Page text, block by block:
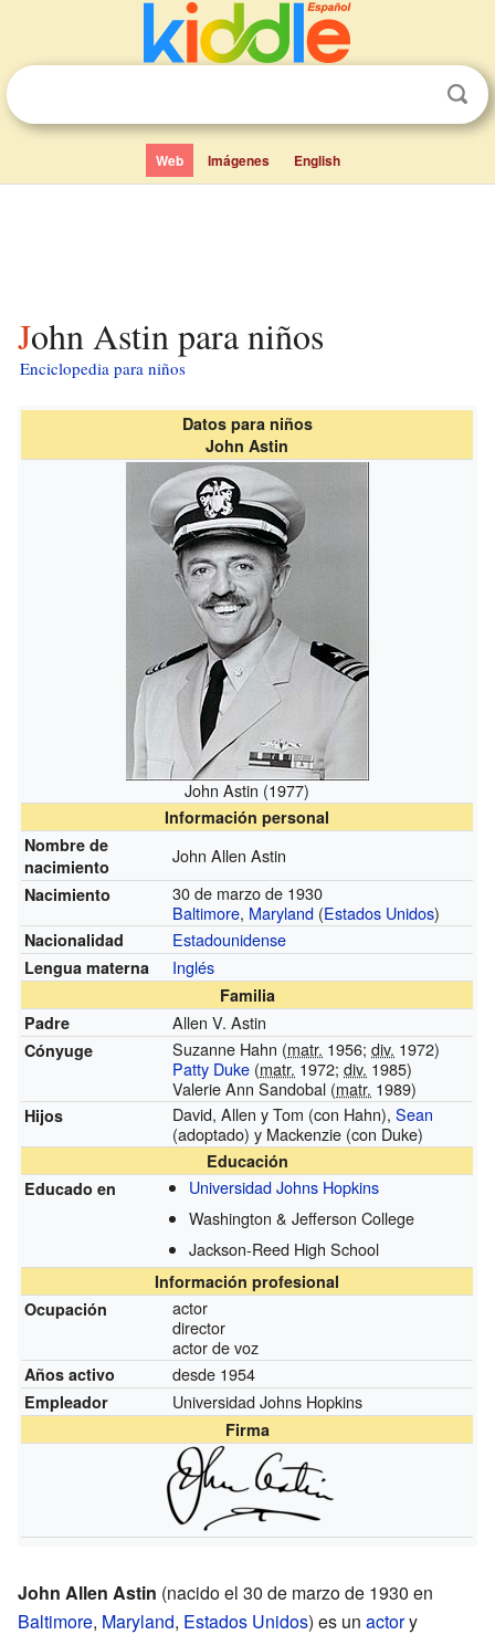
Web Imágenes English
John Astin para niños
Enciclopedia para niños
Datos para niños
John Astin
John Astin (1977)
Información personal
Nombre de
nacimiento
John Allen Astin
Nacimiento
30 de marzo de 1930
Baltimore, Maryland (Estados Unidos)
Nacionalidad Estadounidense
Lengua materna Inglés
Familia
Padre
Allen V. Astin
Cónyuge Suzanne Hahn (matr. 1956;div. 1972)
Patty Duke (matr. 1972;div. 1985)
Valerie Ann Sandobal (matr. 1989)
Hijos David, Allen y Tom (con Hahn),Sean
(adoptado) y Mackenzie (con Duke)
Educación
Educado en
Universidad Johns Hopkins
Washington & Jefferson College
Jackson-Reed High School
Información profesional
Ocupación
actor
director
actor de voz
Años activo desde 1954
Empleador Universidad Johns Hopkins
Firma
John Allen Astin (nacido el 30 de marzo de 1930 en
Baltimore, Maryland, Estados Unidos) es un actory